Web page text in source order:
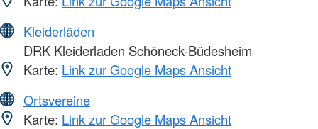
Kleiderläden
DRK Kleiderladen Schöneck-Büdesheim
Karte: Link zur Google Maps Ansicht
Ortsvereine
Karte: Link zur Google Maps Ansicht